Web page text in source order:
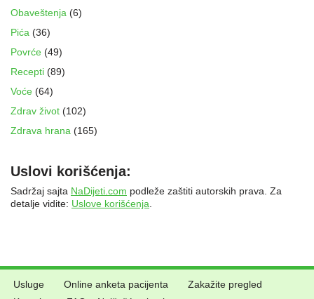
Obaveštenja (6)
Pića (36)
Povrće (49)
Recepti (89)
Voće (64)
Zdrav život (102)
Zdrava hrana (165)
Uslovi korišćenja:
Sadržaj sajta NaDijeti.com podleže zaštiti autorskih prava. Za
detalje vidite: Uslove korišćenja.
Usluge Online anketa pacijenta
Zakažite pregled